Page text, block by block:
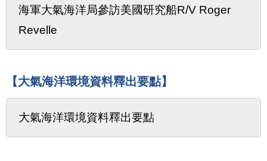
海軍大氣海洋局參訪美國研究船R/V Roger
Revelle
【大氣海洋環境資料釋出要點】
大氣海洋環境資料釋出要點